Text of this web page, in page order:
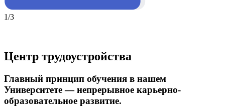
1/3
Центр трудоустройства
Главный принцип обучения в нашем
Университете — непрерывное карьерно-
образовательное развитие.